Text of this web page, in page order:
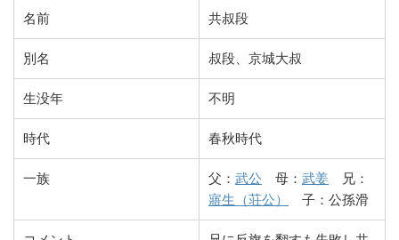
名前 共叔段
別名 叔段、京城大叔
生没年 不明
時代 春秋時代
一族 父： 武公 母： 武姜 兄：
寤生（荘公）
子：公孫滑